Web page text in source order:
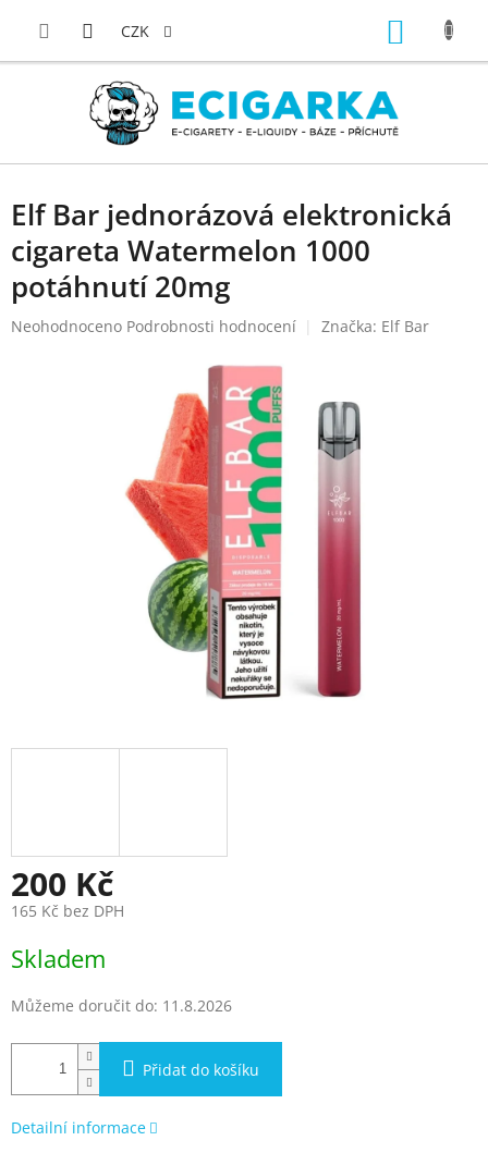
CZK
Elf Bar jednorázová elektronická
cigareta Watermelon 1000
potáhnutí 20mg
Průměrné
Neohodnoceno Podrobnosti hodnocení Značka: Elf Bar
200 Kč
165 Kč bez DPH
cena:
Skladem
Můžeme doručit do: 11.8.2026
Přidat do košíku
Detailní informace